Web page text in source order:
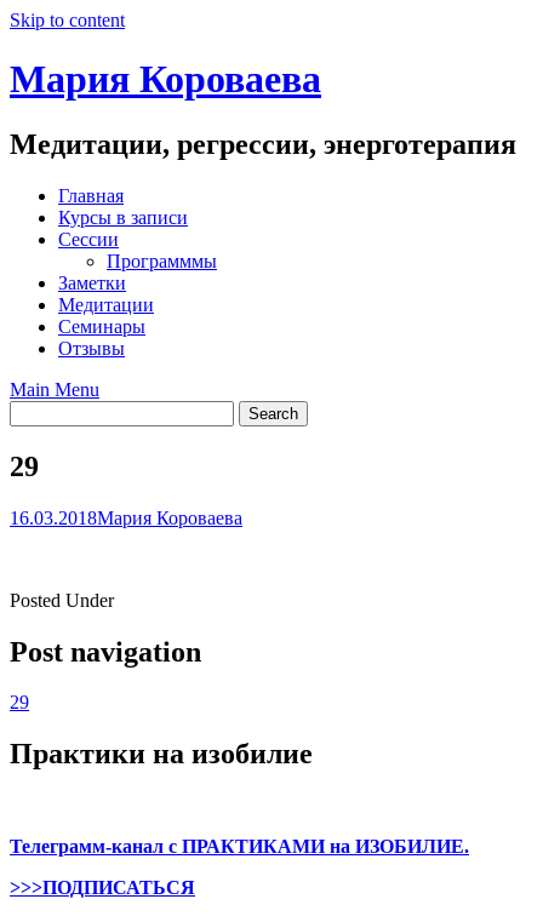
Skip to content
Мария Короваева
Медитации, регрессии, энерготерапия
Главная
Курсы в записи
Сессии
Программмы
Заметки
Медитации
Семинары
Отзывы
Main Menu
29
16.03.2018Мария Короваева
Posted Under
Post navigation
29
Практики на изобилие
Телеграмм-канал с ПРАКТИКАМИ на ИЗОБИЛИЕ.
>>>ПОДПИСАТЬСЯ